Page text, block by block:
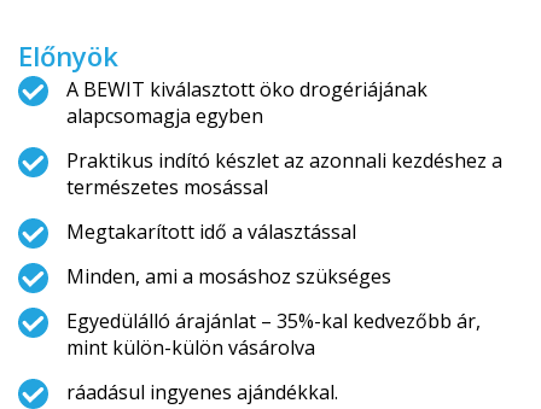
Előnyök
A BEWIT kiválasztott öko drogériájának
alapcsomagja egyben
Praktikus indító készlet az azonnali kezdéshez a
természetes mosással
Megtakarított idő a választással
Minden, ami a mosáshoz szükséges
Egyedülálló árajánlat – 35%-kal kedvezőbb ár,
mint külön-külön vásárolva
ráadásul ingyenes ajándékkal.